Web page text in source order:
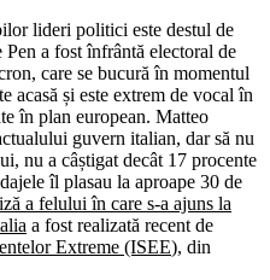
lideri politici este destul de
a fost înfrântă electoral de
care se bucură în momentul
acasă și este extrem de vocal în
în plan european. Matteo
guvern italian, dar să nu
nu a câștigat decât 17 procente
îl plasau la aproape 30 de
a felului în care s-a ajuns la
a fost realizată recent de
Extreme (ISEE), din